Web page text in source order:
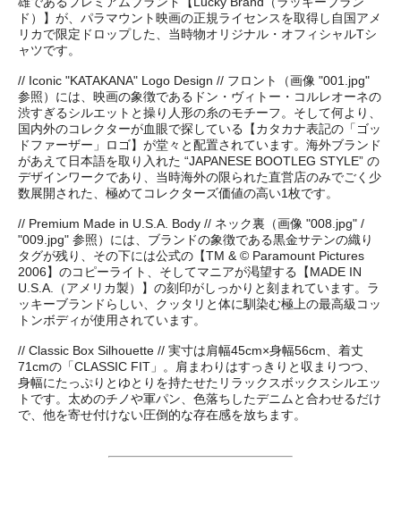
ド）】が、パラマウント映画の正規ライセンスを取得し自国アメ
リカで限定ドロップした、当時物オリジナル・オフィシャルTシ
ャツです。
// Iconic "KATAKANA" Logo Design // フロント（画像 "001.jpg"
参照）には、映画の象徴であるドン・ヴィトー・コルレオーネの
渋すぎるシルエットと操り人形の糸のモチーフ。そして何より、
国内外のコレクターが血眼で探している【カタカナ表記の「ゴッ
ドファーザー」ロゴ】が堂々と配置されています。海外ブランド
があえて日本語を取り入れた “JAPANESE BOOTLEG STYLE” の
デザインワークであり、当時海外の限られた直営店のみでごく少
数展開された、極めてコレクターズ価値の高い1枚です。
// Premium Made in U.S.A. Body // ネック裏（画像 "008.jpg" /
"009.jpg" 参照）には、ブランドの象徴である黒金サテンの織り
タグが残り、その下には公式の【TM & © Paramount Pictures
2006】のコピーライト、そしてマニアが渇望する【MADE IN
U.S.A.（アメリカ製）】の刻印がしっかりと刻まれています。ラ
ッキーブランドらしい、クッタリと体に馴染む極上の最高級コッ
トンボディが使用されています。
// Classic Box Silhouette // 実寸は肩幅45cm×身幅56cm、着丈
71cmの「CLASSIC FIT」。肩まわりはすっきりと収まりつつ、
身幅にたっぷりとゆとりを持たせたリラックスボックスシルエッ
トです。太めのチノや軍パン、色落ちしたデニムと合わせるだけ
で、他を寄せ付けない圧倒的な存在感を放ちます。